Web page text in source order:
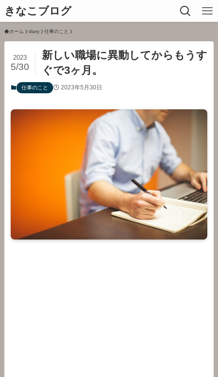
きなこブログ
ホーム diary 仕事のこと
新しい職場に異動してからもうす
ぐで3ヶ月。
2023
5/30
仕事のこと 2023年5月30日